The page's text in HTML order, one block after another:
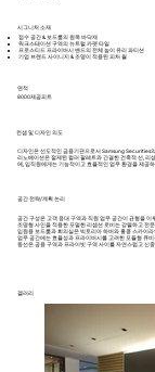
시그니처 소재
접수 공간 & 보드룸의 원목 바닥재
워크스테이션 구역의 뉴트럴 카펫 타일
프로스티드 프라이버시 밴드의 전체 높이 유리 파티션
기업 브랜드 사이니지 & 조명이 적용된 피처 월
​면적
8000제곱피트
컨셉 및 디자인 의도
디자인은 선도적인 금융기관으로서 Samsung Securities
리노베이션은 절제된 컬러 팔레트와 간결한 건축적 선, 리
에, 임직원에게는 기능적이고 효율적인 업무 환경을 제공
공간 전략/계획 논리
공간 구성은 고객 응대 구역과 직원 업무 공간이 균형을 이
조명형 사인을 적용한 포멀한 리셉션 로비는 강렬하고 전
임원용 보드룸과 회의실은 빅토리아 하버와 홍콩 스카이
업무 공간에는 효율성과 프라이버시를 고려한 모듈형 큐
동선은 공용 구역과 프라이빗 구역 사이를 자연스럽고 신
겔러리